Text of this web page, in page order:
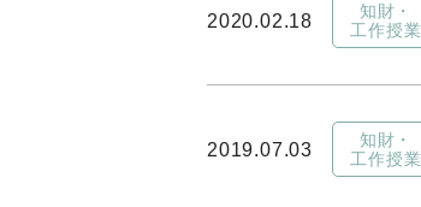
2020.02.18
知財・
工作授業
2019.07.03
知財・
工作授業